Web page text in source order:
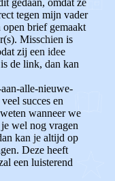
gedaan, omdat ze
tegen mijn vader
brief gemaakt
Misschien is
zij een idee
de link, dan kan
alle-nieuwe-
succes en
wanneer we
wel nog vragen
kan je altijd op
Deze heeft
een luisterend